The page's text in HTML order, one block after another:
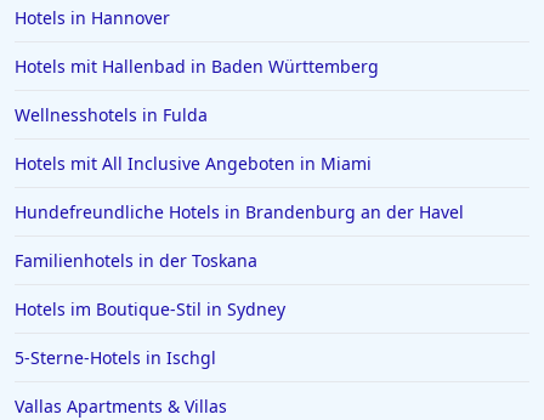
Hotels in Hannover
Hotels mit Hallenbad in Baden Württemberg
Wellnesshotels in Fulda
Hotels mit All Inclusive Angeboten in Miami
Hundefreundliche Hotels in Brandenburg an der Havel
Familienhotels in der Toskana
Hotels im Boutique-Stil in Sydney
5-Sterne-Hotels in Ischgl
Vallas Apartments & Villas